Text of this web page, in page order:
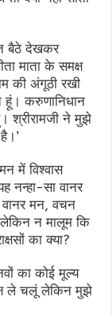
बैठे देखकर
माता के समक्ष
की अंगूठी रखी
हूं। करुणानिधान
श्रीरामजी ने मुझे
में विश्वास
नन्हा-सा वानर
वानर मन, वचन
न मालूम कि
का क्या?
का कोई मूल्य
ले चलूं लेकिन मुझे